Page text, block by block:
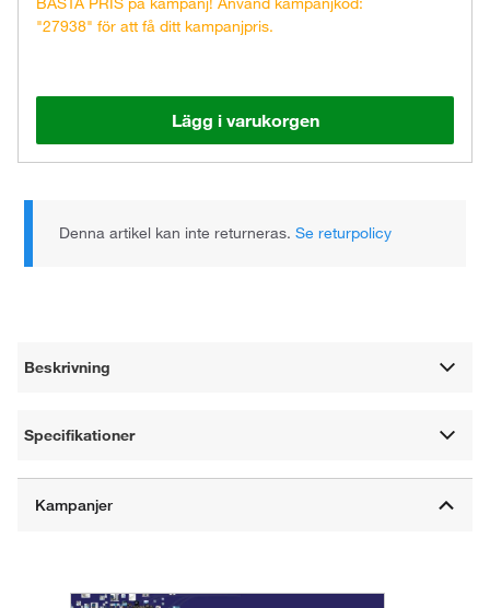
"27938" för att få ditt kampanjpris.
Lägg i varukorgen
Denna artikel kan inte returneras.Se returpolicy
Beskrivning
Specifikationer